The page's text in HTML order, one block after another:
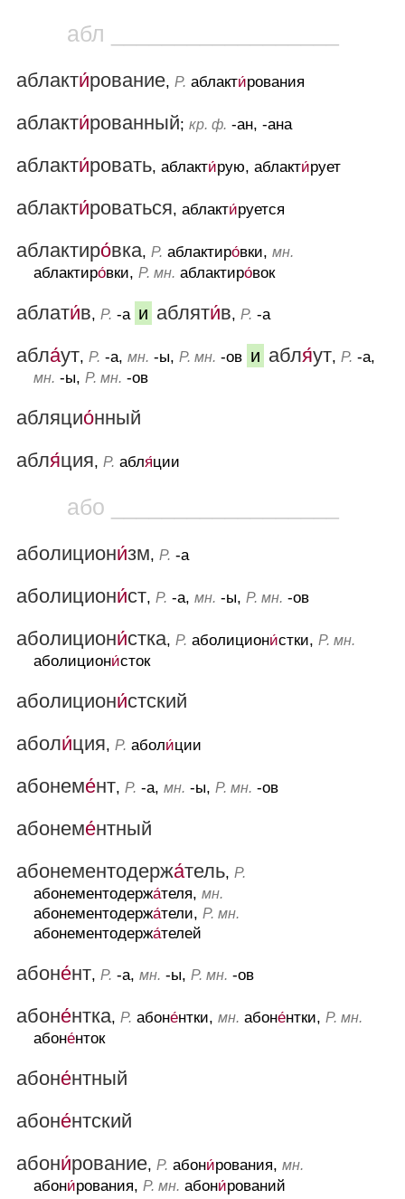
абл __________________
аблакти́рование, Р. аблакти́рования
аблакти́рованный; кр. ф. -ан, -ана
аблакти́ровать, аблакти́рую, аблакти́рует
аблакти́роваться, аблакти́руется
аблактиро́вка, Р. аблактиро́вки, мн.
аблактиро́вки, Р. мн. аблактиро́вок
аблати́в, Р. -а и абляти́в, Р. -а
абла́ут, Р. -а, мн. -ы, Р. мн. -ов и абля́ут, Р. -а,
мн. -ы, Р. мн. -ов
абляцио́нный
абля́ция, Р. абля́ции
або __________________
аболициони́зм, Р. -а
аболициони́ст, Р. -а, мн. -ы, Р. мн. -ов
аболициони́стка, Р. аболициони́стки, Р. мн.
аболициони́сток
аболициони́стский
аболи́ция, Р. аболи́ции
абонеме́нт, Р. -а, мн. -ы, Р. мн. -ов
абонеме́нтный
абонементодержа́тель, Р.
абонементодержа́теля, мн.
абонементодержа́тели, Р. мн.
абонементодержа́телей
абоне́нт, Р. -а, мн. -ы, Р. мн. -ов
абоне́нтка, Р. абоне́нтки, мн. абоне́нтки, Р. мн.
абоне́нток
абоне́нтный
абоне́нтский
абони́рование, Р. абони́рования, мн.
абони́рования, Р. мн. абони́рований